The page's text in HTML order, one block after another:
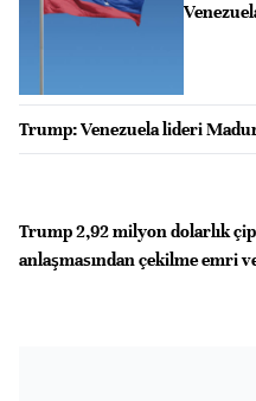
Trump: Venezuela lideri
Trump 2,92 milyon dolarlık çip
anlaşmasından çekilme emri